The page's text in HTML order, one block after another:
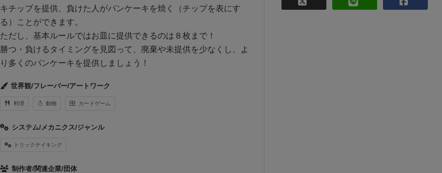
キチップを提供、負けた人がパンケーキを焼く（チップを表にす
る）ことができます。
ただし、基本ルールではお皿に提供できるのは８枚まで！
勝つ・負けるタイミングを見図って、廃棄や未提供を少なくし、よ
り多くのパンケーキを提供しましょう！
世界観/フレーバー/アートワーク
料理 動物 カードゲーム
システム/メカニクス/ジャンル
トリックテイキング
制作者/関連企業/団体